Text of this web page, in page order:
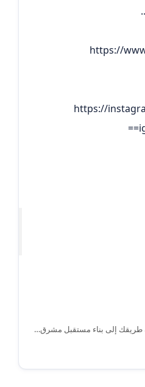
https://
https://
طريقك إلى بناء مستقبل مشرق…